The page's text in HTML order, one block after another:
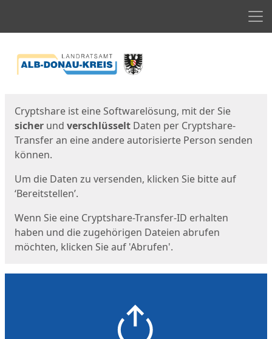
Cryptshare ist eine Softwarelösung, mit der Sie
sicher und verschlüsselt Daten per Cryptshare-
Transfer an eine andere autorisierte Person senden
können.
Um die Daten zu versenden, klicken Sie bitte auf
‘Bereitstellen’.
Wenn Sie eine Cryptshare-Transfer-ID erhalten
haben und die zugehörigen Dateien abrufen
möchten, klicken Sie auf 'Abrufen'.